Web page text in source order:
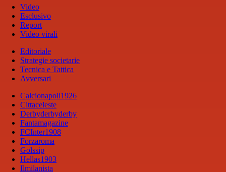
Video
Esclusivo
Report
Video virali
Editoriale
Strategie societarie
Tecnica e Tattica
Avversari
Calcionapoli1926
Cittaceleste
Derbyderbyderby
Fantamagazine
FCInter1908
Forzaroma
Golssip
Hellas1903
Ilmilanista